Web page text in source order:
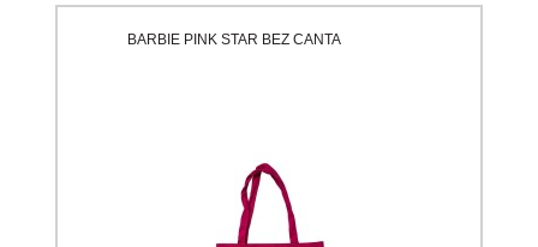
BARBIE PINK STAR BEZ CANTA